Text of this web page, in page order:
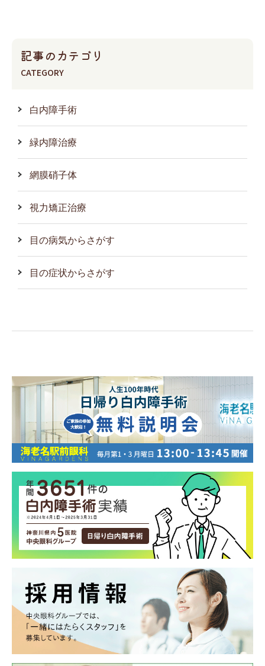
記事のカテゴリ
CATEGORY
白内障手術
緑内障治療
網膜硝子体
視力矯正治療
目の病気からさがす
目の症状からさがす